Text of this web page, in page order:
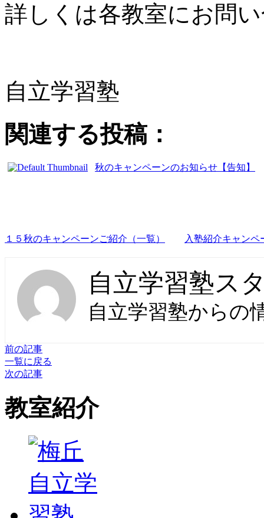
詳しくは各教室にお問
自立学習塾
関連する投稿：
秋のキャンペーンのお知らせ【告知】
１５秋のキャンペーンご紹介（一覧） 入塾紹介キャンペ
自立学習塾ス
自立学習塾からの
前の記事
一覧に戻る
次の記事
教室紹介